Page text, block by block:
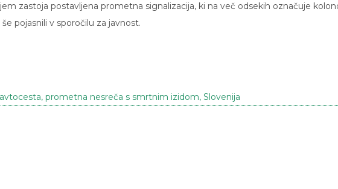
zastoja postavljena prometna signalizacija, ki na več odsekih označuje
pojasnili v sporočilu za javnost.
, prometna nesreča s smrtnim izidom, Slovenija